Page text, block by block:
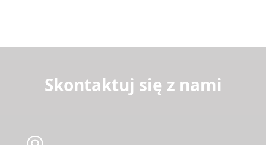
Skontaktuj się z nami